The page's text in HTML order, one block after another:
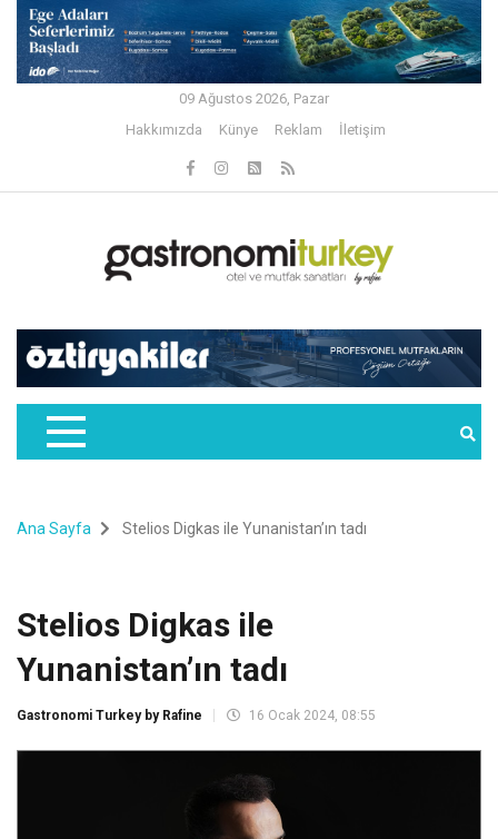
09 Ağustos 2026, Pazar
Hakkımızda
Künye Reklam İletişim
Ana Sayfa Stelios Digkas ile Yunanistan’ın tadı
Stelios Digkas ile
Yunanistan’ın tadı
Gastronomi Turkey by Rafine 16 Ocak 2024, 08:55